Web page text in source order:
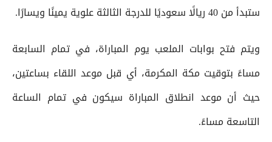
ستبدأ من 40 ريالًا سعوديًا للدرجة الثالثة علوية يمينًا ويسارًا.
ويتم فتح بوابات الملعب يوم المباراة، في تمام السابعة
مساءً بتوقيت مكة المكرمة، أي قبل موعد اللقاء بساعتين،
حيث أن موعد انطلاق المباراة سيكون في تمام الساعة
التاسعة مساءً.